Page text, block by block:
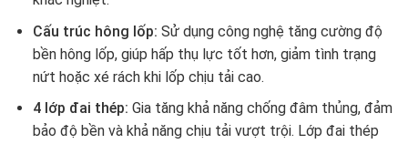
Cấu trúc hông lốp: Sử dụng công nghệ tăng cường độ
bền hông lốp, giúp hấp thụ lực tốt hơn, giảm tình trạng
nứt hoặc xé rách khi lốp chịu tải cao.
4 lớp đai thép: Gia tăng khả năng chống đâm thủng, đảm
bảo độ bền và khả năng chịu tải vượt trội. Lớp đai thép